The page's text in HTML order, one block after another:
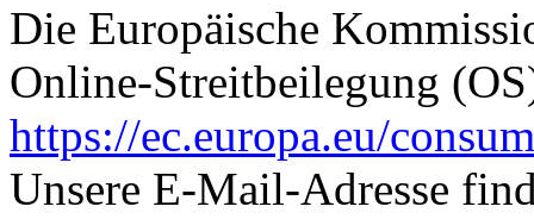
Die Europäische
Online-Streitbeilegung
https://ec.europa.eu/
Unsere E-Mail-Adresse